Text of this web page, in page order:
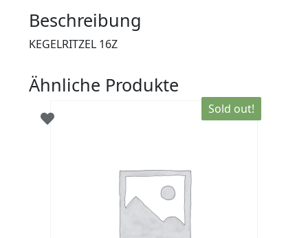
Beschreibung
KEGELRITZEL 16Z
Ähnliche Produkte
Sold out!